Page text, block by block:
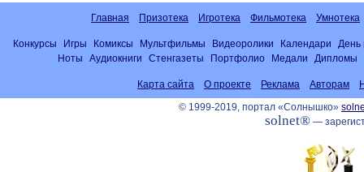
Главная Призотека Игротека Фильмотека Умнотека
Конкурсы Игры Комиксы Мультфильмы Видеоролики Календари
День
Ноты
Аудиокниги Стенгазеты Портфолио Медали Дипломы
Карта сайта О проекте Реклама Авторам
© 1999-2019, портал «Солнышко»
solnet®—